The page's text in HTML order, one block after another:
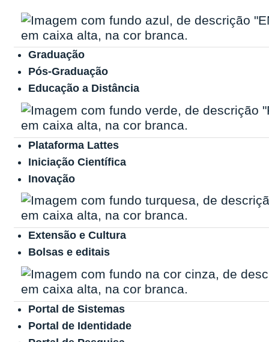
Graduação
Pós-Graduação
Educação a Distância
Plataforma Lattes
Iniciação Científica
Inovação
Extensão e Cultura
Bolsas e editais
Portal de Sistemas
Portal de Identidade